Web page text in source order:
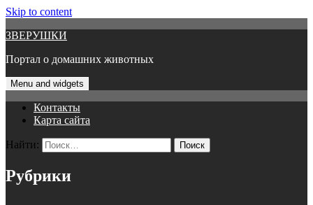
Skip to content
ЗВЕРУШКИ
Портал о домашних животных
Menu and widgets
Контакты
Карта сайта
Найти:
Рубрики